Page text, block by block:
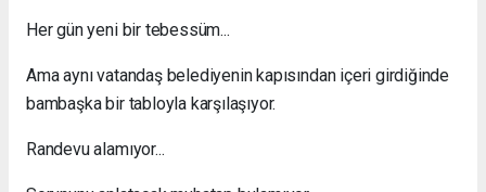
Her gün yeni bir tebessüm...
Ama aynı vatandaş belediyenin kapısından içeri girdiğinde
bambaşka bir tabloyla karşılaşıyor.
Randevu alamıyor...